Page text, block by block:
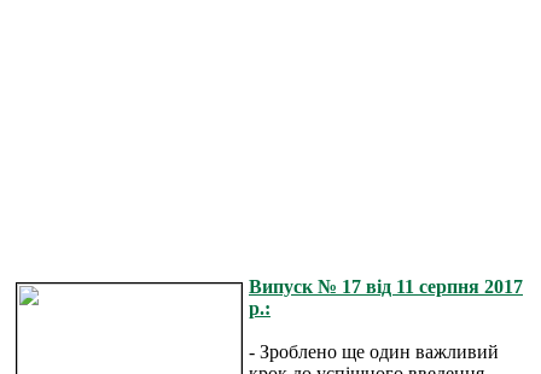
Випуск № 17 від 11 серпня 2017
р.:
- Зроблено ще один важливий